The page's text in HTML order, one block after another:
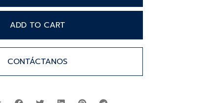
ADD TO CART
CONTÁCTANOS